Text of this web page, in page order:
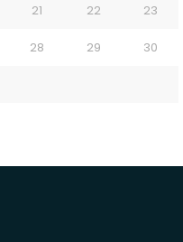
21 22 23
28 29 30